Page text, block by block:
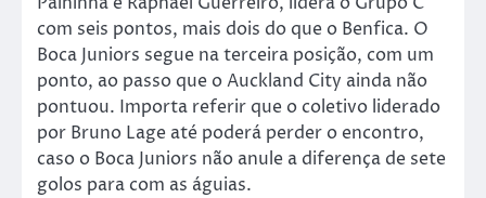
com seis pontos, mais dois do que o Benfica. O
Boca Juniors segue na terceira posição, com um
ponto, ao passo que o Auckland City ainda não
pontuou. Importa referir que o coletivo liderado
por Bruno Lage até poderá perder o encontro,
caso o Boca Juniors não anule a diferença de sete
golos para com as águias.